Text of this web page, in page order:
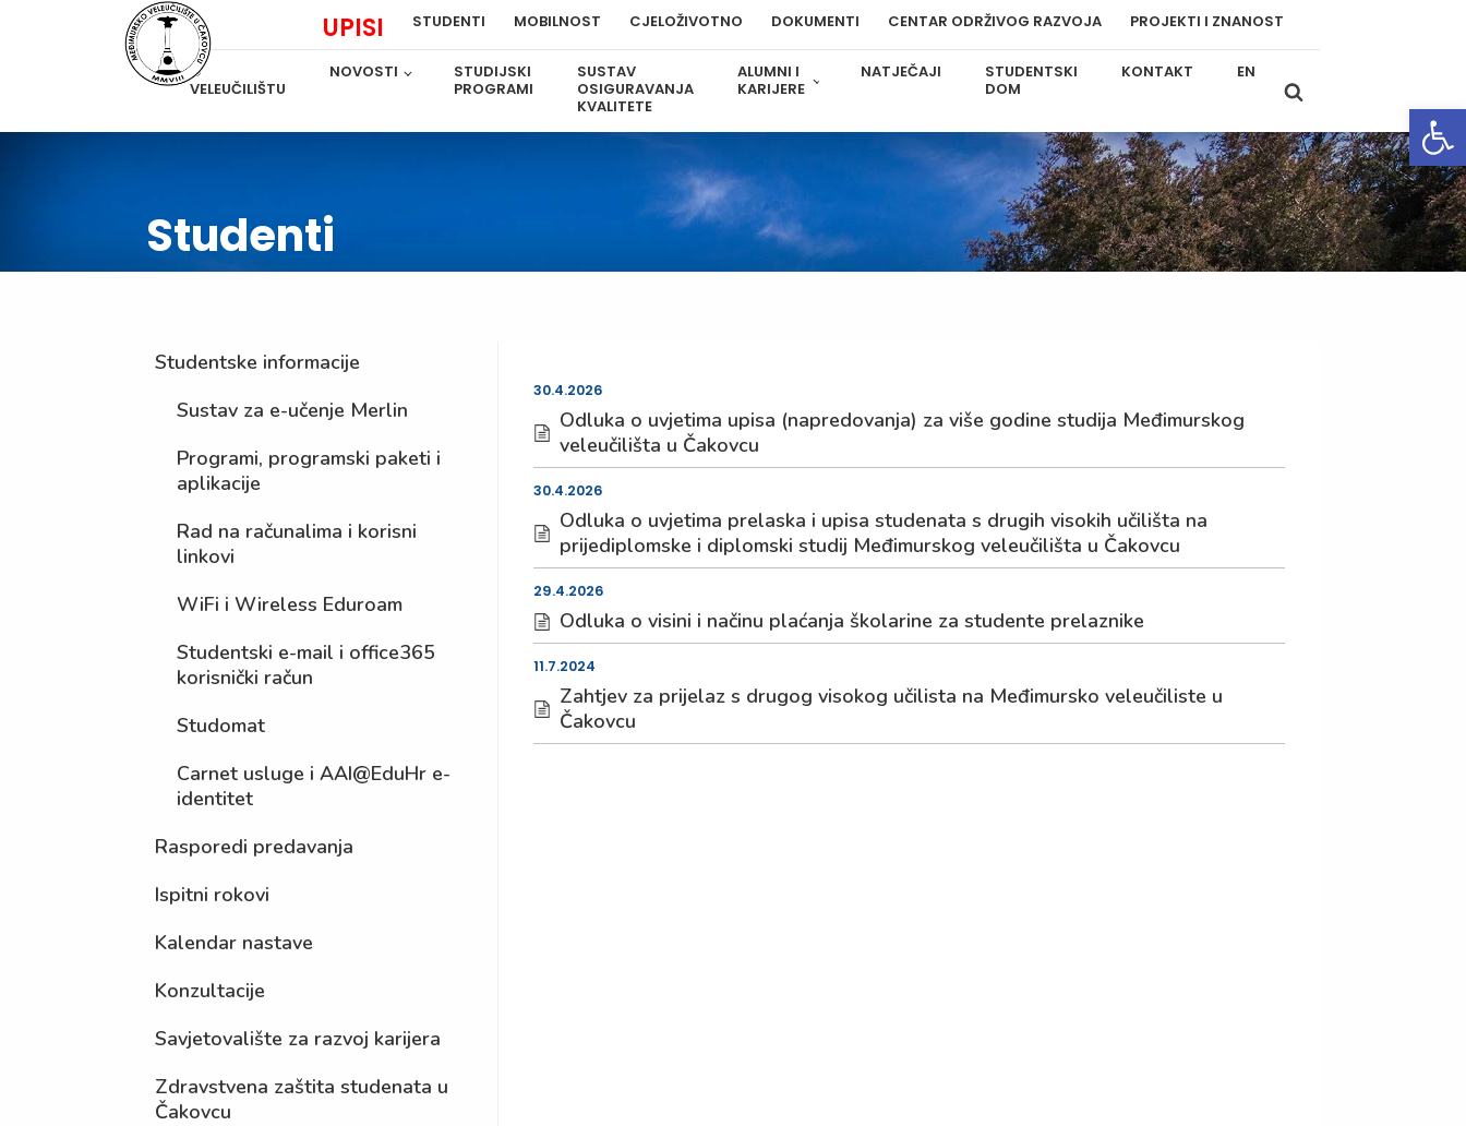
UPISI STUDENTI MOBILNOST CJELOŽIVOTNO DOKUMENTI CENTAR ODRŽIVOG RAZVOJA PROJEKTI I ZNANOST
O
VELEUČILIŠTU
NOVOSTI
STUDIJSKI
PROGRAMI
SUSTAV
OSIGURAVANJA
KVALITETE
ALUMNI I
KARIJERE
NATJEČAJI
STUDENTSKI
DOM
KONTAKT EN
Studenti
Studentske informacije
Sustav za e-učenje Merlin
Programi, programski paketi i
aplikacije
Rad na računalima i korisni
linkovi
WiFi i Wireless Eduroam
Studentski e-mail i office365
korisnički račun
Studomat
Carnet usluge i AAI@EduHr e-
identitet
Rasporedi predavanja
Ispitni rokovi
Kalendar nastave
Konzultacije
Savjetovalište za razvoj karijera
Zdravstvena zaštita studenata u
Čakovcu
30.4.2026
Odluka o uvjetima upisa (napredovanja) za više godine studija Međimurskog
veleučilišta u Čakovcu
30.4.2026
Odluka o uvjetima prelaska i upisa studenata s drugih visokih učilišta na
prijediplomske i diplomski studij Međimurskog veleučilišta u Čakovcu
29.4.2026
Odluka o visini i načinu plaćanja školarine za studente prelaznike
11.7.2024
Zahtjev za prijelaz s drugog visokog učilista na Međimursko veleučiliste u
Čakovcu